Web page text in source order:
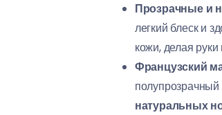
Прозрачные и
легкий блеск и
кожи, делая
Французский
натуральных